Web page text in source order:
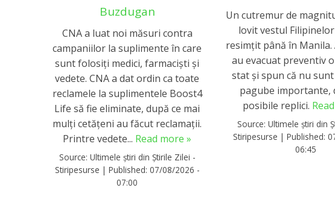
Buzdugan
CNA a luat noi măsuri contra
campaniilor la suplimente în care
sunt folosiţi medici, farmacişti şi
vedete. CNA a dat ordin ca toate
reclamele la suplimentele Boost4
Life să fie eliminate, după ce mai
mulți cetățeni au făcut reclamații.
Printre vedete... Read more »
Source: Ultimele știri din Știrile Zilei -
Stiripesurse | Published: 07/08/2026 -
07:00
Un cutremur de
lovit vestul
resimțit până în
au evacuat preventiv
stat și spun că nu
pagube importante,
posibile replici.
Source:Ultimele știri din
Stiripesurse |Published:
06:45